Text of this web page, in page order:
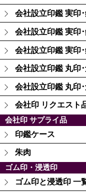
会社設立印鑑 実印
会社設立印鑑 実印
会社設立印鑑 実印
会社設立印鑑 丸印
会社設立印鑑 丸印
会社印 リクエスト
会社印 サプライ品
印鑑ケース
朱肉
ゴム印・浸透印
ゴム印と浸透印 一